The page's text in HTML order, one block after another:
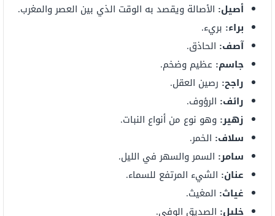
أصيل: الأصالة ويقصد به الوقت الذي بين العصر والمغرب.
براء: بريء.
آصف: الحاذق.
جاسم: عظيم وضخم.
راجح: رصين العقل.
رائف: الرؤوف.
زهير: وهو نوع من أنواع النبات.
سلاف: الخمر.
سامر: السمر والسهر في الليل.
عنان: الشيء المرتفع للسماء.
غياث: المغيث.
خليل: الصديق الوفي.